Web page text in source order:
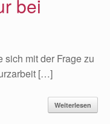
bei
sich mit der Frage zu
[…]
Weiterlesen